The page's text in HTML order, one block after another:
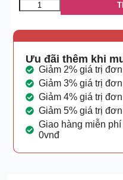
Ưu đãi thêm khi
Giảm 2% giá trị
Giảm 3% giá trị
Giảm 4% giá trị
Giảm 5% giá trị
Giao hàng miễn
0vnđ